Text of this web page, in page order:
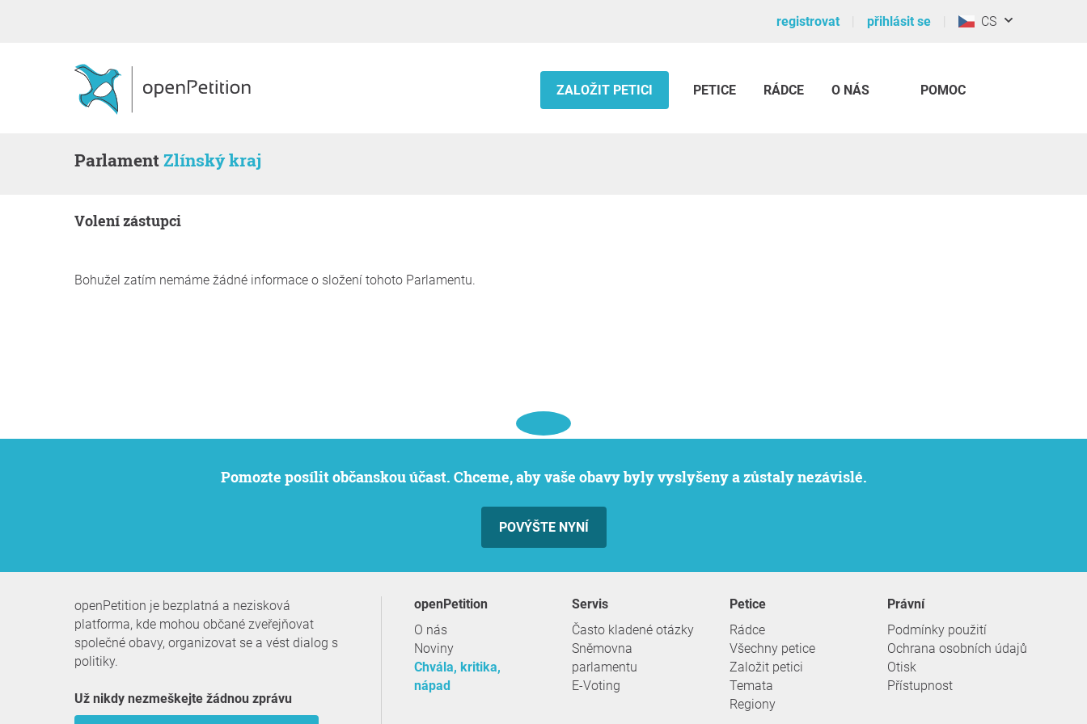
registrovat přihlásit se CS
ZALOŽIT PETICI PETICE RÁDCE O NÁS POMOC
ParlamentZlínský kraj
volení zástupci
Bohužel zatím nemáme žádné informace o složení tohoto Parlamentu.
Pomozte posílit občanskou účast. Chceme, aby vaše obavy byly vyslyšeny a zůstaly nezávislé.
POVÝŠTE NYNÍ
openPetition je bezplatná a nezisková
platforma, kde mohou občané zveřejňovat
společné obavy, organizovat se a vést dialog s
politiky.
Už nikdy nezmeškejte žádnou zprávu
openPetition
O nás
Noviny
Chvála, kritika,
nápad
servis
Často kladené otázky
Sněmovna
parlamentu
E-Voting
Petice
Rádce
Všechny petice
Založit petici
Temata
Regiony
Právní
Podmínky použití
Ochrana osobních údajů
Otisk
Přístupnost